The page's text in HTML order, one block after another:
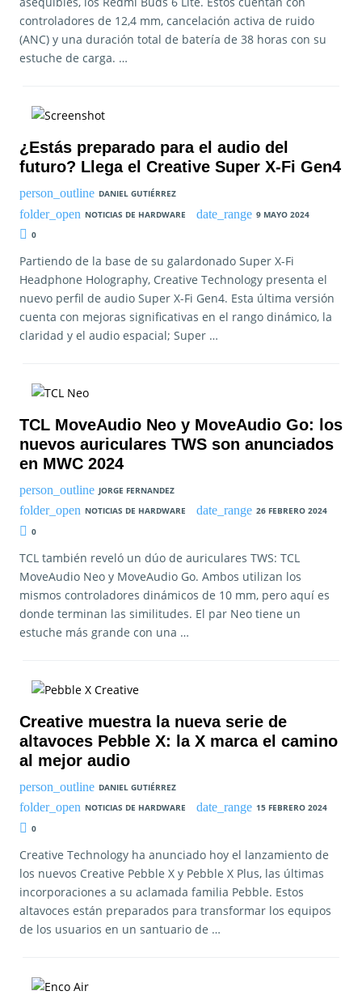
controladores de 12,4 mm, cancelación activa de ruido
(ANC) y una duración total de batería de 38 horas con su
estuche de carga. …
¿Estás preparado para el audio del
futuro? Llega el Creative Super X-Fi Gen4
DANIEL GUTIÉRREZ
NOTICIAS DE HARDWARE
9 MAYO 2024
0
Partiendo de la base de su galardonado Super X-Fi
Headphone Holography, Creative Technology presenta el
nuevo perfil de audio Super X-Fi Gen4. Esta última versión
cuenta con mejoras significativas en el rango dinámico, la
claridad y el audio espacial; Super …
TCL MoveAudio Neo y MoveAudio Go: los
nuevos auriculares TWS son anunciados
en MWC 2024
JORGE FERNANDEZ
NOTICIAS DE HARDWARE
26 FEBRERO 2024
0
TCL también reveló un dúo de auriculares TWS: TCL
MoveAudio Neo y MoveAudio Go. Ambos utilizan los
mismos controladores dinámicos de 10 mm, pero aquí es
donde terminan las similitudes. El par Neo tiene un
estuche más grande con una …
Creative muestra la nueva serie de
altavoces Pebble X: la X marca el camino
al mejor audio
DANIEL GUTIÉRREZ
NOTICIAS DE HARDWARE
15 FEBRERO 2024
0
Creative Technology ha anunciado hoy el lanzamiento de
los nuevos Creative Pebble X y Pebble X Plus, las últimas
incorporaciones a su aclamada familia Pebble. Estos
altavoces están preparados para transformar los equipos
de los usuarios en un santuario de …